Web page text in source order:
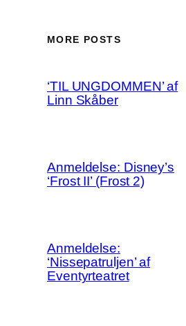
MORE POSTS
‘TIL UNGDOMMEN’ af
Linn Skåber
Anmeldelse: Disney’s
‘Frost II’ (Frost 2)
Anmeldelse:
‘Nissepatruljen’ af
Eventyrteatret